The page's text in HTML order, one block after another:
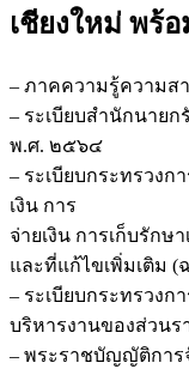
ทั่วไป
เกษตร
และ
สหกรณ์
จังหวัด
เชียงใหม่
ชิ้น
เชียงใหม่ พร้อ
– ภาคความรู้ความส
– ระเบียบสำนักนาย
พ.ศ. ๒๕๖๔
– ระเบียบกระทรวงก
เงิน การ
จ่ายเงิน การเก็บรักษ
และที่แก้ไขเพิ่มเติม
– ระเบียบกระทรวงก
บริหารงานของส่วน
– พระราชบัญญัติการ